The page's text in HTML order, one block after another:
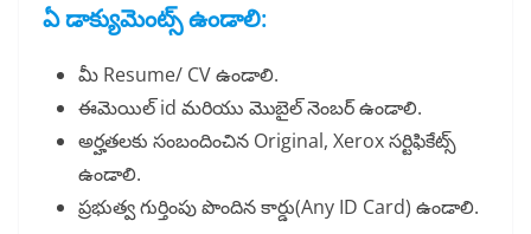
ఏ డాక్యుమెంట్స్ ఉండాలి:
మీ Resume/ CV ఉండాలి.
ఈమెయిల్ id మరియు మొబైల్ నెంబర్ ఉండాలి.
అర్హతలకు సంబందించిన Original, Xerox సర్టిఫికేట్స్
ఉండాలి.
ప్రభుత్వ గుర్తింపు పొందిన కార్డు(Any ID Card) ఉండాలి.